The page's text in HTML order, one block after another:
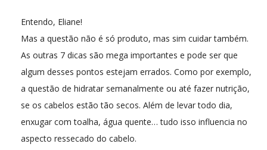
Entendo, Eliane!
Mas a questão não é só produto, mas sim cuidar também.
As outras 7 dicas são mega importantes e pode ser que
algum desses pontos estejam errados. Como por exemplo,
a questão de hidratar semanalmente ou até fazer nutrição,
se os cabelos estão tão secos. Além de levar todo dia,
enxugar com toalha, água quente… tudo isso influencia no
aspecto ressecado do cabelo.